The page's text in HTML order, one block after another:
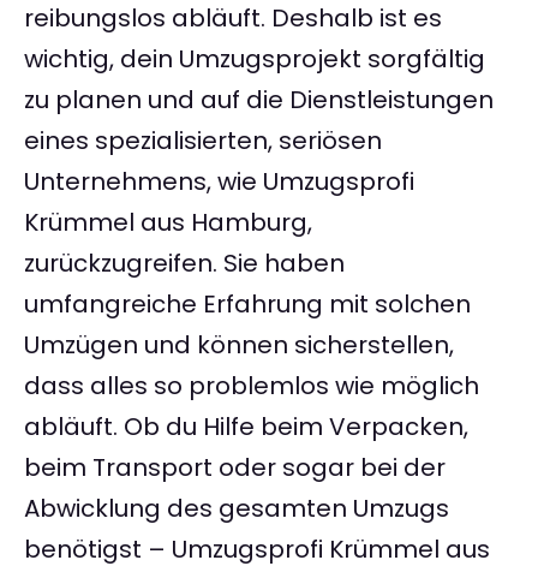
reibungslos abläuft. Deshalb ist es
wichtig, dein Umzugsprojekt sorgfältig
zu planen und auf die Dienstleistungen
eines spezialisierten, seriösen
Unternehmens, wie Umzugsprofi
Krümmel aus Hamburg,
zurückzugreifen. Sie haben
umfangreiche Erfahrung mit solchen
Umzügen und können sicherstellen,
dass alles so problemlos wie möglich
abläuft. Ob du Hilfe beim Verpacken,
beim Transport oder sogar bei der
Abwicklung des gesamten Umzugs
benötigst – Umzugsprofi Krümmel aus